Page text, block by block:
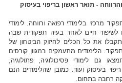
- תואר ראשון בריפוי בעיסוק
מרכזי בלימודי רפואה ורווחה. לימודי
לשיפור חיים לאחר בעיה תפקודית שבה
את כל הכלים לחיזוק הביטחון של
הלימודים מתעמקים במגוון קורסים
גם לימודי פסיכולוגיה, פתולוגיה,
בעיסוק ועוד. כמובן שהלימודים הנם
רחבה בתחום.